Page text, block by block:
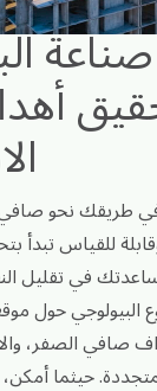
طريقك نحو
للقياس تبدأ
في تقليل
البيولوجي حول
صافي الصفر،
حيثما